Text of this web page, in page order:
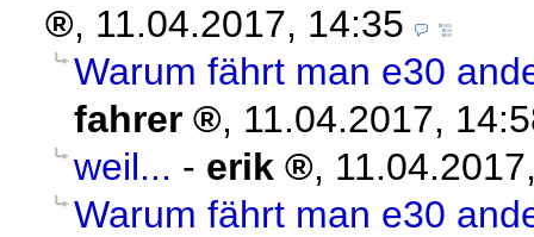
, 11.04.2017, 14:35
Warum fährt man e30
fahrer
, 11.04.2017,
weil... - erik ,
Warum fährt man e30